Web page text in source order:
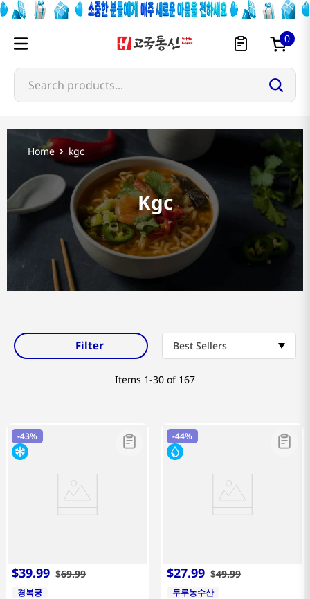
0
Search products...
kgc
Kgc
Filter Best Sellers
Items 1-30 of 167
-43%
$39.99 $69.99
경복궁
-44%
$27.99 $49.99
두루농수산